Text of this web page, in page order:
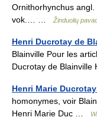
Ornithorhynchus
vok.… …
Žinduolių
Henri Ducrotay de
Blainville Pour les
Ducrotay de
Henri Marie
homonymes, voir
Henri Marie Duc …